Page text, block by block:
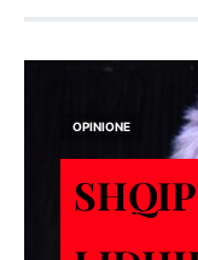
OPINIONE